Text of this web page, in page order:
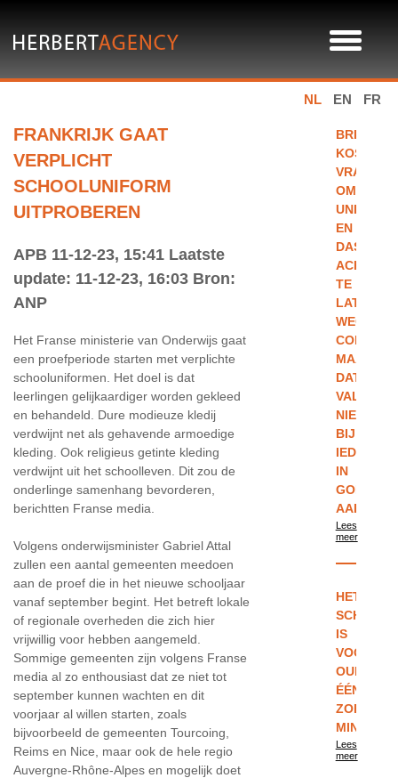
NL EN FR
FRANKRIJK GAAT
VERPLICHT
SCHOOLUNIFORM
UITPROBEREN
APB 11-12-23, 15:41 Laatste
update: 11-12-23, 16:03 Bron:
ANP
Het Franse ministerie van Onderwijs gaat
een proefperiode starten met verplichte
schooluniformen. Het doel is dat
leerlingen gelijkaardiger worden gekleed
en behandeld. Dure modieuze kledij
verdwijnt net als gehavende armoedige
kleding. Ook religieus getinte kleding
verdwijnt uit het schoolleven. Dit zou de
onderlinge samenhang bevorderen,
berichtten Franse media.
Volgens onderwijsminister Gabriel Attal
zullen een aantal gemeenten meedoen
aan de proef die in het nieuwe schooljaar
vanaf september begint. Het betreft lokale
of regionale overheden die zich hier
vrijwillig voor hebben aangemeld.
Sommige gemeenten zijn volgens Franse
media al zo enthousiast dat ze niet tot
september kunnen wachten en dit
voorjaar al willen starten, zoals
bijvoorbeeld de gemeenten Tourcoing,
Reims en Nice, maar ook de hele regio
Auvergne-Rhône-Alpes en mogelijk doet
BRITSE
VRAGEN
OM
UNIFORM
EN
DAS
TE
LATEN
WEGENS
CORONA,
MAAR
DAT
VALT
NIET
BIJ
IEDEREEN
IN
GOEDE
AARDE
Lees
meer
HET
IS
VOOR
OUDERS
ÉÉN
ZORG
MINDER
Lees
meer